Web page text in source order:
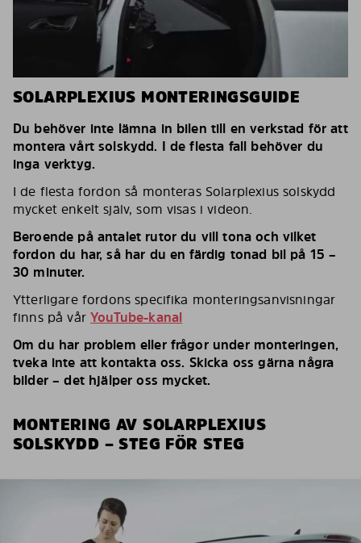
SOLARPLEXIUS MONTERINGSGUIDE
Du behöver inte lämna in bilen till en verkstad för att
montera vårt solskydd. I de flesta fall behöver du
inga verktyg.
I de flesta fordon så monteras Solarplexius solskydd
mycket enkelt själv, som visas i videon.
Beroende på antalet rutor du vill tona och vilket
fordon du har, så har du en färdig tonad bil på 15 –
30 minuter.
Ytterligare fordons specifika monteringsanvisningar
finns på vårYouTube-kanal
Om du har problem eller frågor under monteringen,
tveka inte att kontakta oss. Skicka oss gärna några
bilder – det hjälper oss mycket.
MONTERING AV SOLARPLEXIUS
SOLSKYDD – STEG FÖR STEG